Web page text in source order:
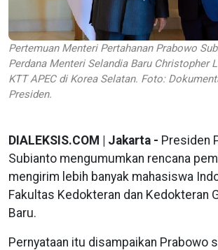
Pertemuan Menteri Pertahanan Prabowo
Perdana Menteri Selandia Baru Christopher
KTT APEC di Korea Selatan. Foto:
Presiden.
DIALEKSIS.COM | Jakarta - Presiden
Subianto mengumumkan rencana
mengirim lebih banyak mahasiswa
Fakultas Kedokteran dan Kedokteran
Baru.
Pernyataan itu disampaikan Prabowo